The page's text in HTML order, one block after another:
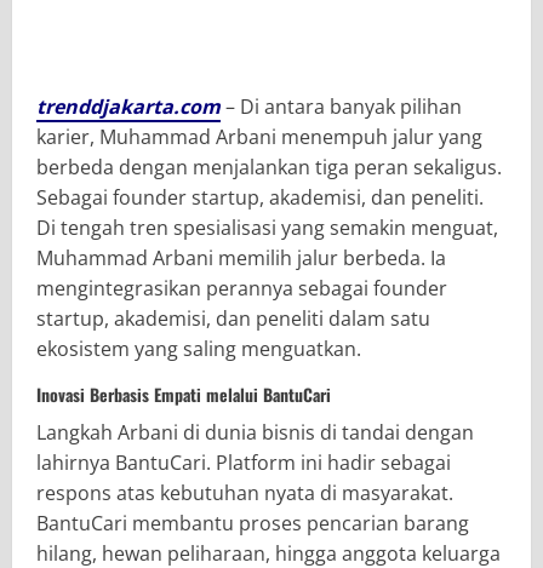
trenddjakarta.com– Di antara banyak pilihan
karier, Muhammad Arbani menempuh jalur yang
berbeda dengan menjalankan tiga peran sekaligus.
Sebagai founder startup, akademisi, dan peneliti.
Di tengah tren spesialisasi yang semakin menguat,
Muhammad Arbani memilih jalur berbeda. Ia
mengintegrasikan perannya sebagai founder
startup, akademisi, dan peneliti dalam satu
ekosistem yang saling menguatkan.
Inovasi Berbasis Empati melalui BantuCari
Langkah Arbani di dunia bisnis di tandai dengan
lahirnya BantuCari. Platform ini hadir sebagai
respons atas kebutuhan nyata di masyarakat.
BantuCari membantu proses pencarian barang
hilang, hewan peliharaan, hingga anggota keluarga